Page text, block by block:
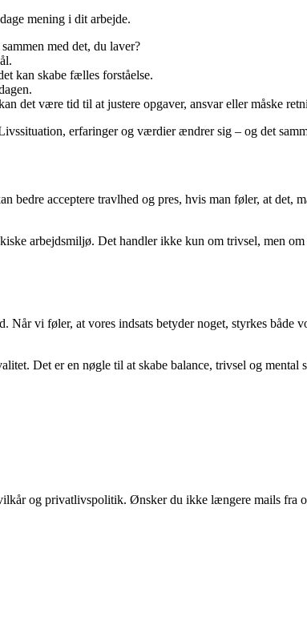
mening i dit arbejde.
med det, du laver?
kan skabe fælles forståelse.
det være tid til at justere opgaver, ansvar eller måske
erfaringer og værdier ændrer sig – og det
bedre acceptere travlhed og pres, hvis man føler, at
arbejdsmiljø. Det handler ikke kun om trivsel, men
vi føler, at vores indsats betyder noget, styrkes
Det er en nøgle til at skabe balance, trivsel og mental
og privatlivspolitik. Ønsker du ikke længere mails fra